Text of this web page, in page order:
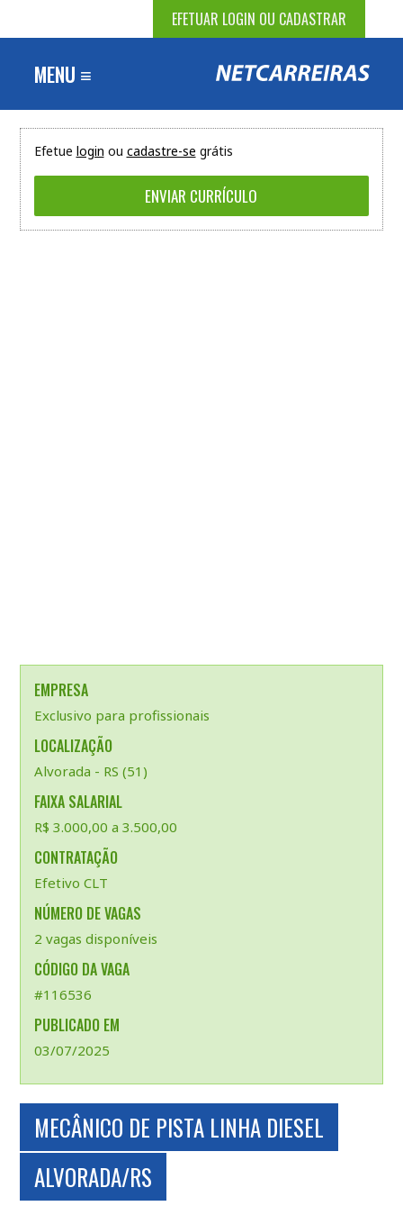
EFETUAR LOGIN OU CADASTRAR
MENU ≡
Efetue login ou cadastre-se grátis
EMPRESA
Exclusivo para profissionais
LOCALIZAÇÃO
Alvorada - RS (51)
FAIXA SALARIAL
R$ 3.000,00 a 3.500,00
CONTRATAÇÃO
Efetivo CLT
NÚMERO DE VAGAS
2 vagas disponíveis
CÓDIGO DA VAGA
#116536
PUBLICADO EM
03/07/2025
MECÂNICO DE PISTA LINHA DIESEL
ALVORADA/RS